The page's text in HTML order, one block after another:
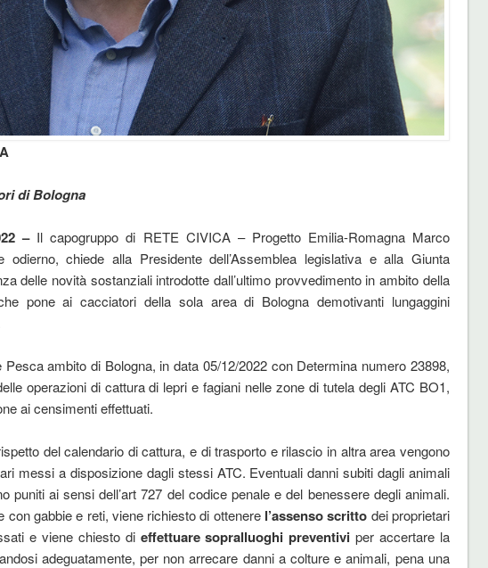
di Bologna
– Il capogruppo di RETE CIVICA – Progetto Emilia-Romagna Marco
odierno, chiede alla Presidente dell’Assemblea legislativa e alla Giunta
delle novità sostanziali introdotte dall’ultimo provvedimento in ambito della
pone ai cacciatori della sola area di Bologna demotivanti lungaggini
ambito di Bologna, in data 05/12/2022 con Determina numero 23898,
operazioni di cattura di lepri e fagiani nelle zone di tutela degli ATC BO1,
ai censimenti effettuati.
del calendario di cattura, e di trasporto e rilascio in altra area vengono
messi a disposizione dagli stessi ATC. Eventuali danni subiti dagli animali
puniti ai sensi dell’art 727 del codice penale e del benessere degli animali.
con gabbie e reti, viene richiesto di ottenere l’assenso scritto dei proprietari
e viene chiesto di effettuare sopralluoghi preventivi per accertare la
adeguatamente, per non arrecare danni a colture e animali, pena una